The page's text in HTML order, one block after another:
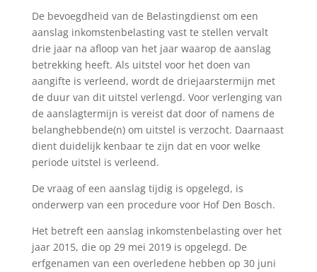
De bevoegdheid van de Belastingdienst om een
aanslag inkomstenbelasting vast te stellen vervalt
drie jaar na afloop van het jaar waarop de aanslag
betrekking heeft. Als uitstel voor het doen van
aangifte is verleend, wordt de driejaarstermijn met
de duur van dit uitstel verlengd. Voor verlenging van
de aanslagtermijn is vereist dat door of namens de
belanghebbende(n) om uitstel is verzocht. Daarnaast
dient duidelijk kenbaar te zijn dat en voor welke
periode uitstel is verleend.
De vraag of een aanslag tijdig is opgelegd, is
onderwerp van een procedure voor Hof Den Bosch.
Het betreft een aanslag inkomstenbelasting over het
jaar 2015, die op 29 mei 2019 is opgelegd. De
erfgenamen van een overledene hebben op 30 juni